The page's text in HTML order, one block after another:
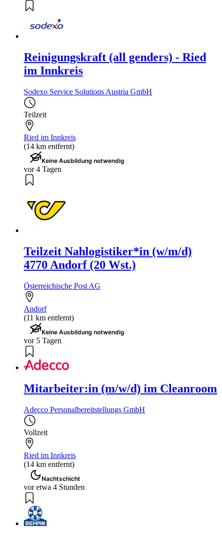
Reinigungskraft (all genders) - Ried
im Innkreis
Sodexo Service Solutions Austria GmbH
Teilzeit
Ried im Innkreis
(14 km entfernt)
Keine Ausbildung notwendig
vor 4 Tagen
Teilzeit Nahlogistiker*in (w/m/d)
4770 Andorf (20 Wst.)
Österreichische Post AG
Andorf
(11 km entfernt)
Keine Ausbildung notwendig
vor 5 Tagen
Mitarbeiter:in (m/w/d) im Cleanroom
Adecco Personalbereitstellungs GmbH
Vollzeit
Ried im Innkreis
(14 km entfernt)
Nachtschicht
vor etwa 4 Stunden